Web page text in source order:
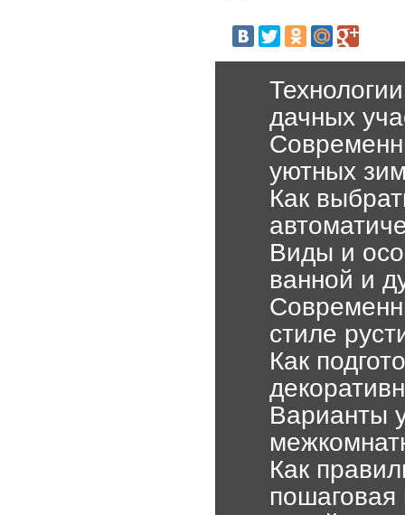
дачных
уютных
Как
Виды и
ванной и
стиле
Как
Варианты
Как